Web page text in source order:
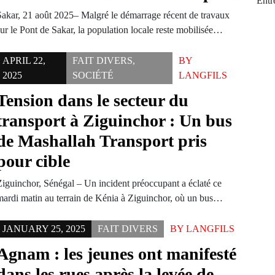
21 août 2025– Malgré le démarrage récent de travaux
le Pont de Sakar, la population locale reste mobilisée…
APRIL 22,
2025
FAIT DIVERS,
SOCIÉTÉ
BY
LANGFILS
dans le secteur du
à Ziguinchor : Un bus
Mashallah Transport pris
cible
Sénégal – Un incident préoccupant a éclaté ce
matin au terrain de Kénia à Ziguinchor, où un bus…
JANUARY 25, 2025 FAIT DIVERS BY LANGFILS
: les jeunes ont manifesté